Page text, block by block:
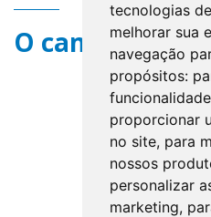
tecnologias
melhorar sua
navegação
propósitos:
proporcionar
no site, para
nossos
personalizar
marketing,
O campo title